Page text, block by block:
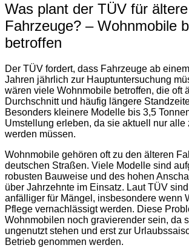
Was plant der TÜV für ältere
Fahrzeuge? – Wohnmobile
betroffen
Der TÜV fordert, dass Fahrzeuge ab
Jahren jährlich zur Hauptuntersuchung
wären viele Wohnmobile betroffen, die oft
Durchschnitt und häufig längere
Besonders kleinere Modelle bis 3,5
Umstellung erleben, da sie aktuell nur alle
werden müssen.
Wohnmobile gehören oft zu den älteren
deutschen Straßen. Viele Modelle sind
robusten Bauweise und des hohen
über Jahrzehnte im Einsatz. Laut TÜV
anfälliger für Mängel, insbesondere wenn
Pflege vernachlässigt werden. Diese
Wohnmobilen noch gravierender sein, da
ungenutzt stehen und erst zur
Betrieb genommen werden.